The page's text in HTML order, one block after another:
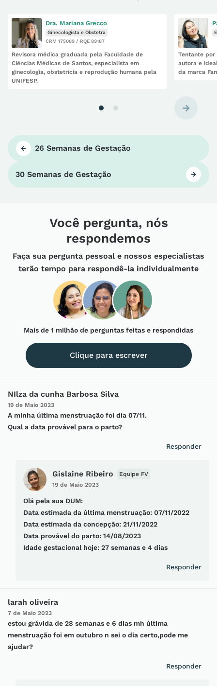
Dra. Mariana Grecco
Ginecologista e Obstetra
CRM 175089 / RQE 89187
Revisora médica graduada pela Faculdade de
Ciências Médicas de Santos, especialista em
ginecologia, obstetrícia e reprodução humana pela
UNIFESP.
Tentante por
autora e
da marca
26 Semanas de Gestação
30 Semanas de Gestação
Você pergunta, nós
respondemos
Faça sua pergunta pessoal e nossos especialistas
terão tempo para respondê-la individualmente
Mais de 1 milhão de perguntas feitas e respondidas
Clique para escrever
NIlza da cunha Barbosa Silva
19 de Maio 2023
A minha última menstruação foi dia 07/11.
Qual a data provável para o parto?
Responder
Gislaine Ribeiro
19 de Maio 2023
Equipe FV
Olá pela sua DUM:
Data estimada da última menstruação: 07/11/2022
Data estimada da concepção: 21/11/2022
Data provável do parto: 14/08/2023
Idade gestacional hoje: 27 semanas e 4 dias
Responder
larah oliveira
7 de Maio 2023
estou grávida de 28 semanas e 6 dias mh última
menstruação foi em outubro n sei o dia certo,pode me
ajudar?
Responder